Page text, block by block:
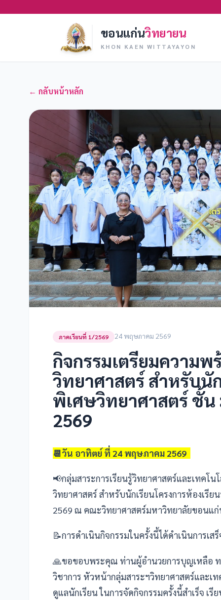
ขอนแก่นวิทยายน
KHON KAEN WITTAYAYON
← กลับหน้าหลัก
ภาคเรียนที่ 1/2569 24 พฤษภาคม 2569
กิจกรรมเตรียมความ
วิทยาศาสตร์ สำหรับนั
พิเศษวิทยาศาสตร์ ชั้
2569
📆วัน อาทิตย์ ที่ 24 พฤษภาคม 2569
📢กลุ่มสาระการเรียนรู้วิทยาศาสตร์และเทค
วิทยาศาสตร์ สำหรับนักเรียนโครงการห้องเรี
2569 ณ คณะวิทยาศาสตร์มหาวิทยาลัยขอนแ
📝การดำเนินกิจกรรมในครั้งนี้ได้ดำเนินการเส
🙏ขอขอบพระคุณ ท่านผู้อำนวยการบุญเหลือ
วิชาการ หัวหน้ากลุ่มสาระฯวิทยาศาสตร์และ
ดูแลนักเรียน ในการจัดกิจกรรมครั้งนี้สำเร็จ